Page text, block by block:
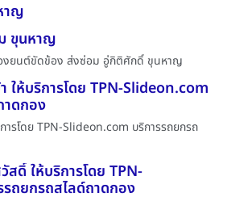
าญ
ขุนหาญ
งยนต์ขัดข้อง ส่งซ่อม อู่กิติศักดิ์ ขุนหาญ
ให้บริการโดย TPN-Slideon.com
าดกอง
ารโดย TPN-Slideon.com บริการรถยกรถ
ดิ์ ให้บริการโดย TPN-
ถยกรถสไลด์ถาดกอง